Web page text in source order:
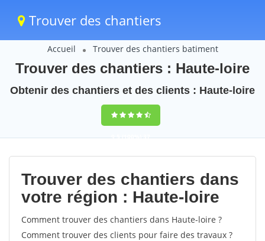
Trouver des chantiers
Accueil Trouver des chantiers batiment
Trouver des chantiers : Haute-loire
Obtenir des chantiers et des clients : Haute-loire
9,5(100%)37
votes
Trouver des chantiers dans
votre région : Haute-loire
Comment trouver des chantiers dans Haute-loire ?
Comment trouver des clients pour faire des travaux ?